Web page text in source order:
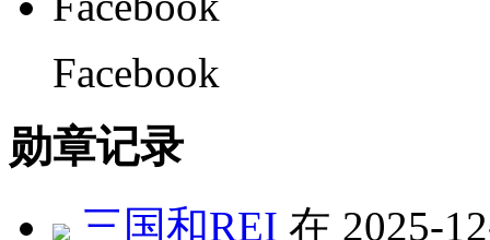
Facebook
勋章记录
三国和REI 在 2025-